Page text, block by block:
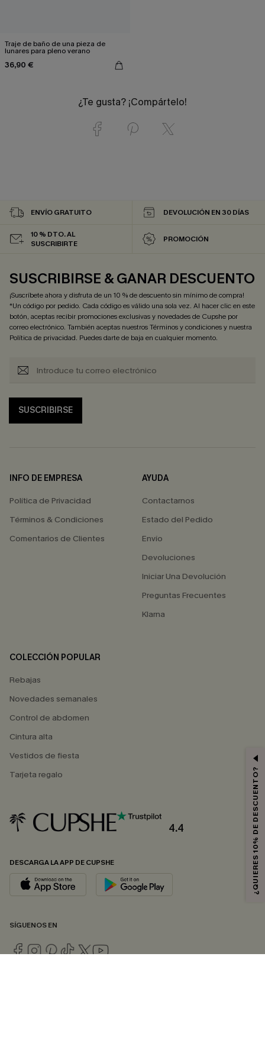
Traje de baño de una pieza de
lunares para pleno verano
36,90 €
¿Te gusta? ¡Compártelo!
ENVÍO GRATUITO DEVOLUCIÓN EN 30 DÍAS
10 % DTO. AL
SUSCRIBIRTE
PROMOCIÓN
SUSCRIBIRSE & GANAR DESCUENTO
¡Suscríbete ahora y disfruta de un 10 % de descuento sin mínimo de compra!
*Un código por pedido. Cada código es válido una sola vez. Al hacer clic en este
botón, aceptas recibir promociones exclusivas y novedades de Cupshe por
correo electrónico. También aceptas nuestrosTérminos y condicionesy nuestra
Política de privacidad. Puedes darte de baja en cualquier momento.
SUSCRIBIRSE
INFO DE EMPRESA
Política de Privacidad
Términos & Condiciones
Comentarios de Clientes
AYUDA
Contactarnos
Estado del Pedido
Envío
Devoluciones
Iniciar Una Devolución
Preguntas Frecuentes
Klarna
COLECCIÓN POPULAR
Rebajas
Novedades semanales
Control de abdomen
Cintura alta
Vestidos de fiesta
Tarjeta regalo
4.4
DESCARGA LA APP DE CUPSHE
SÍGUENOS EN
¿QUIERES 10% DE DESCUENTO?